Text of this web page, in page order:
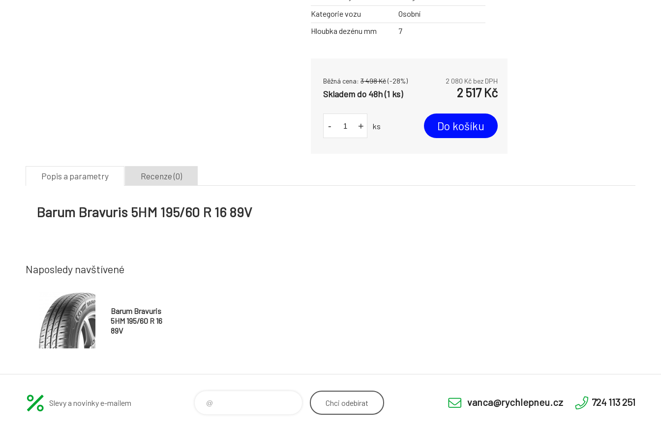
Kategorie vozu
Osobní
Hloubka dezénu mm
7
Běžná cena: 3 498Kč(-28%) 2 080 Kč bez DPH
Skladem do 48h (1 ks) 2 517Kč
- + ks Do košíku
Popis a parametry Recenze (0)
Barum Bravuris 5HM 195/60 R 16 89V
Naposledy navštívené
Barum Bravuris
5HM 195/60 R 16
89V
Slevy a novinky e-mailem Chci odebírat vanca@rychlepneu.cz 724 113 251